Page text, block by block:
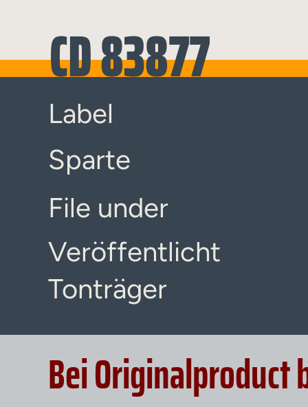
CD 83877
Label
Sparte
File under
Veröffentlicht
Tonträger
Bei Originalproduct